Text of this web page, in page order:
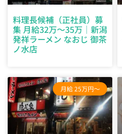
料理長候補（正社員）募
集 月給32万～35万｜新潟
発祥ラーメン なおじ 御茶
ノ水店
月給 25万円～